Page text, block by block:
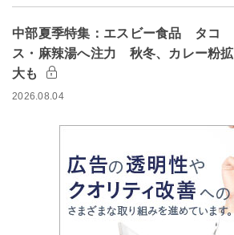
中部夏季特集：エスビー食品 タコ
ス・麻辣湯へ注力 秋冬、カレー粉拡
大も
2026.08.04